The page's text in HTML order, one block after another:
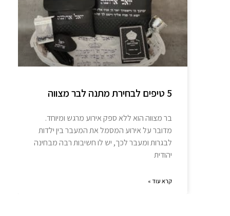
5 טיפים לבחירת מתנה לבר מצווה
בר מצווה הוא ללא ספק אירוע מרגש ומיוחד.
מדובר על אירוע המסמל את המעבר בין ילדות
לבגרות ומעבר לכך, יש לו חשיבות רבה מבחינה
יהודית
קרא עוד »